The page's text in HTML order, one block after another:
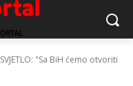
"Sa BiH ćemo otvoriti